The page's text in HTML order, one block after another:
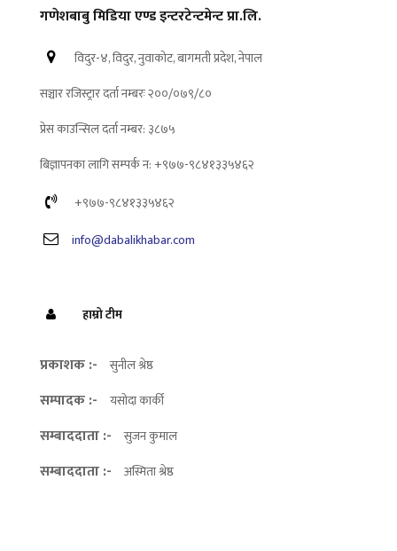
गणेशबाबु मिडिया एण्ड इन्टरटेन्टमेन्ट प्रा.लि.
विदुर-४, विदुर, नुवाकोट, बागमती प्रदेश, नेपाल
सञ्चार रजिस्ट्रार दर्ता नम्बरः २००/०७९/८०
प्रेस काउन्सिल दर्ता नम्बर: ३८७५
बिज्ञापनका लागि सम्पर्क न: +९७७-९८४१३३५४६२
+९७७-९८४१३३५४६२
info@dabalikhabar.com
हाम्रो टीम
प्रकाशक :- सुनील श्रेष्ठ
सम्पादक :- यसोदा कार्की
सम्बाददाता :- सुजन कुमाल
सम्बाददाता :- अस्मिता श्रेष्ठ